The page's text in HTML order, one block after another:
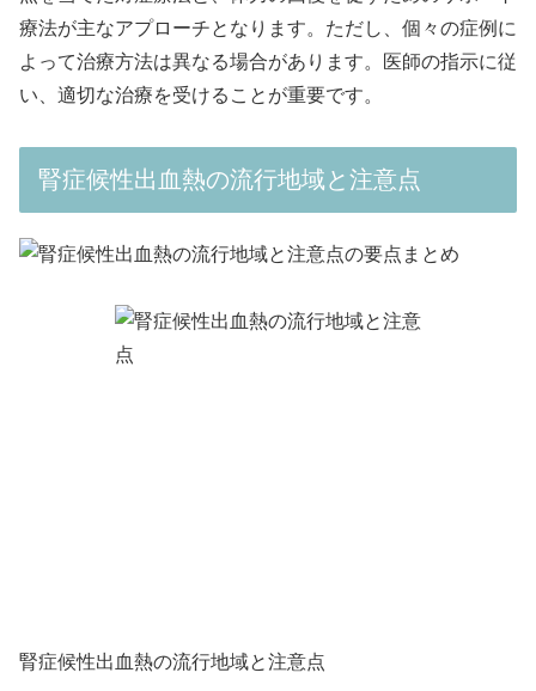
療法が主なアプローチとなります。ただし、個々の症例に
よって治療方法は異なる場合があります。医師の指示に従
い、適切な治療を受けることが重要です。
腎症候性出血熱の流行地域と注意点
腎症候性出血熱の流行地域と注意点